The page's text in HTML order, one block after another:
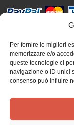
Per fornire le migliori
memorizzare e/o
queste tecnologie ci
navigazione o ID unici
consenso può influire
C.F. e P.IVA
Via Tre Denti, 1 -
Telefono: (+39)
info@effata.it
Copyright © 2026 •Effatà